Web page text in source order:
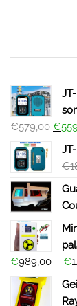
€579,00 €
€
€989,00 – €